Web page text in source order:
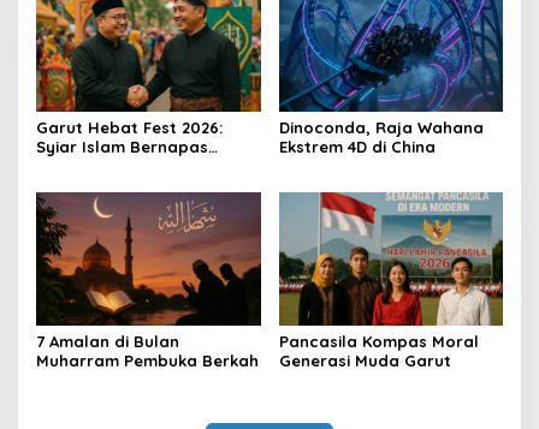
Garut Hebat Fest 2026:
Syiar Islam Bernapas
Dinoconda, Raja Wahana
Ekstrem 4D di China
7 Amalan di Bulan
Muharram Pembuka Berkah
Pancasila Kompas Moral
Generasi Muda Garut